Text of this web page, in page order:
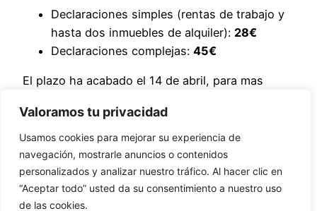
Valoramos tu privacidad
Usamos cookies para mejorar su experiencia de
navegación, mostrarle anuncios o contenidos
personalizados y analizar nuestro tráfico. Al hacer clic en
“Aceptar todo” usted da su consentimiento a nuestro uso
de las cookies.
Declaraciones simples (rentas de trabajo y
hasta dos inmuebles de alquiler): 28€
Declaraciones complejas: 45€
El plazo ha acabado el 14 de abril, para mas
Comparte